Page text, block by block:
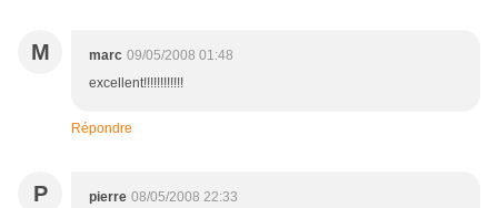
M marc 09/05/2008 01:48
excellent!!!!!!!!!!!!
Répondre
P pierre 08/05/2008 22:33